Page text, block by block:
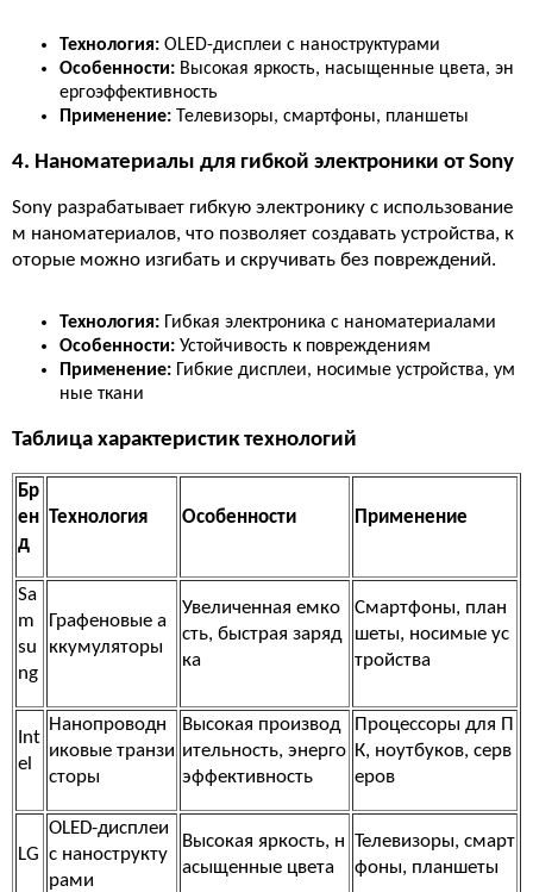
Технология: OLED-дисплеи с наноструктурами
Особенности: Высокая яркость, насыщенные цвета, эн
ергоэффективность
Применение: Телевизоры, смартфоны, планшеты
4. Наноматериалы для гибкой электроники от Sony
Sony разрабатывает гибкую электронику с использование
м наноматериалов, что позволяет создавать устройства, к
оторые можно изгибать и скручивать без повреждений.
Технология: Гибкая электроника с наноматериалами
Особенности: Устойчивость к повреждениям
Применение: Гибкие дисплеи, носимые устройства, ум
ные ткани
Таблица характеристик технологий
Бр
ен
д
Технология Особенности Применение
Sa
m
su
ng
Графеновые а
ккумуляторы
Увеличенная емко
сть, быстрая заряд
ка
Смартфоны, план
шеты, носимые ус
тройства
Int
el
Нанопроводн
иковые транзи
сторы
Высокая производ
ительность, энерго
эффективность
Процессоры для П
К, ноутбуков, серв
еров
LG
OLED-дисплеи
с нанострукту
рами
Высокая яркость, н
асыщенные цвета
Телевизоры, смарт
фоны, планшеты